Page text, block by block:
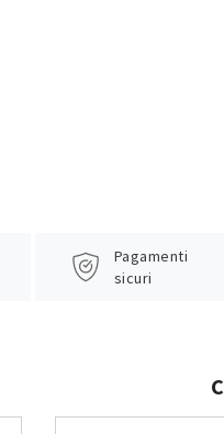
Pagamenti
sicuri